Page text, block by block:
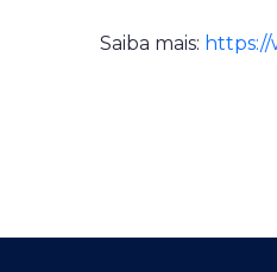
Saiba mais: https://